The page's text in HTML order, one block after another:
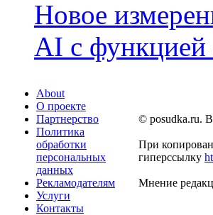
Новое
AI с
About
О проекте
Партнерство
Политика
обработки
персональных
данных
Рекламодателям
Услуги
Контакты
© posudka.ru.
При
гиперссылку
Мнение